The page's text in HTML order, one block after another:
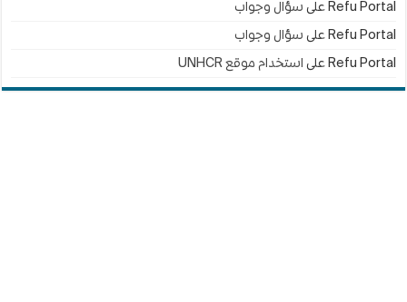
Refu Portal على سؤال وجواب
Refu Portal على سؤال وجواب
Refu Portal على استخدام موقع UNHCR